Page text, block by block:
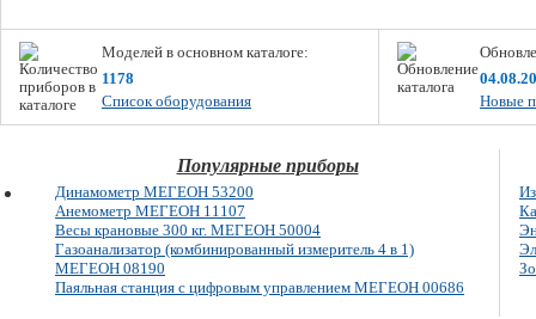
Моделей в основном каталоге:
1178
Список оборудования
Новые
Популярные приборы
Динамометр МЕГЕОН 53200
Анемометр МЕГЕОН 11107
Весы крановые 300 кг. МЕГЕОН 50004
Газоанализатор (комбинированный измеритель 4 в 1)
МЕГЕОН 08190
Паяльная станция с цифровым управлением МЕГЕОН 00686